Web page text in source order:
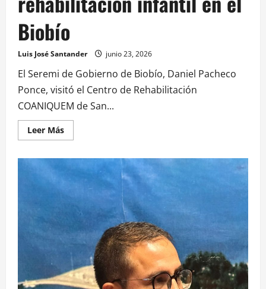
Biobío
Luis José Santander junio 23, 2026
El Seremi de Gobierno de Biobío, Daniel Pacheco
Ponce, visitó el Centro de Rehabilitación
COANIQUEM de San...
Leer Más